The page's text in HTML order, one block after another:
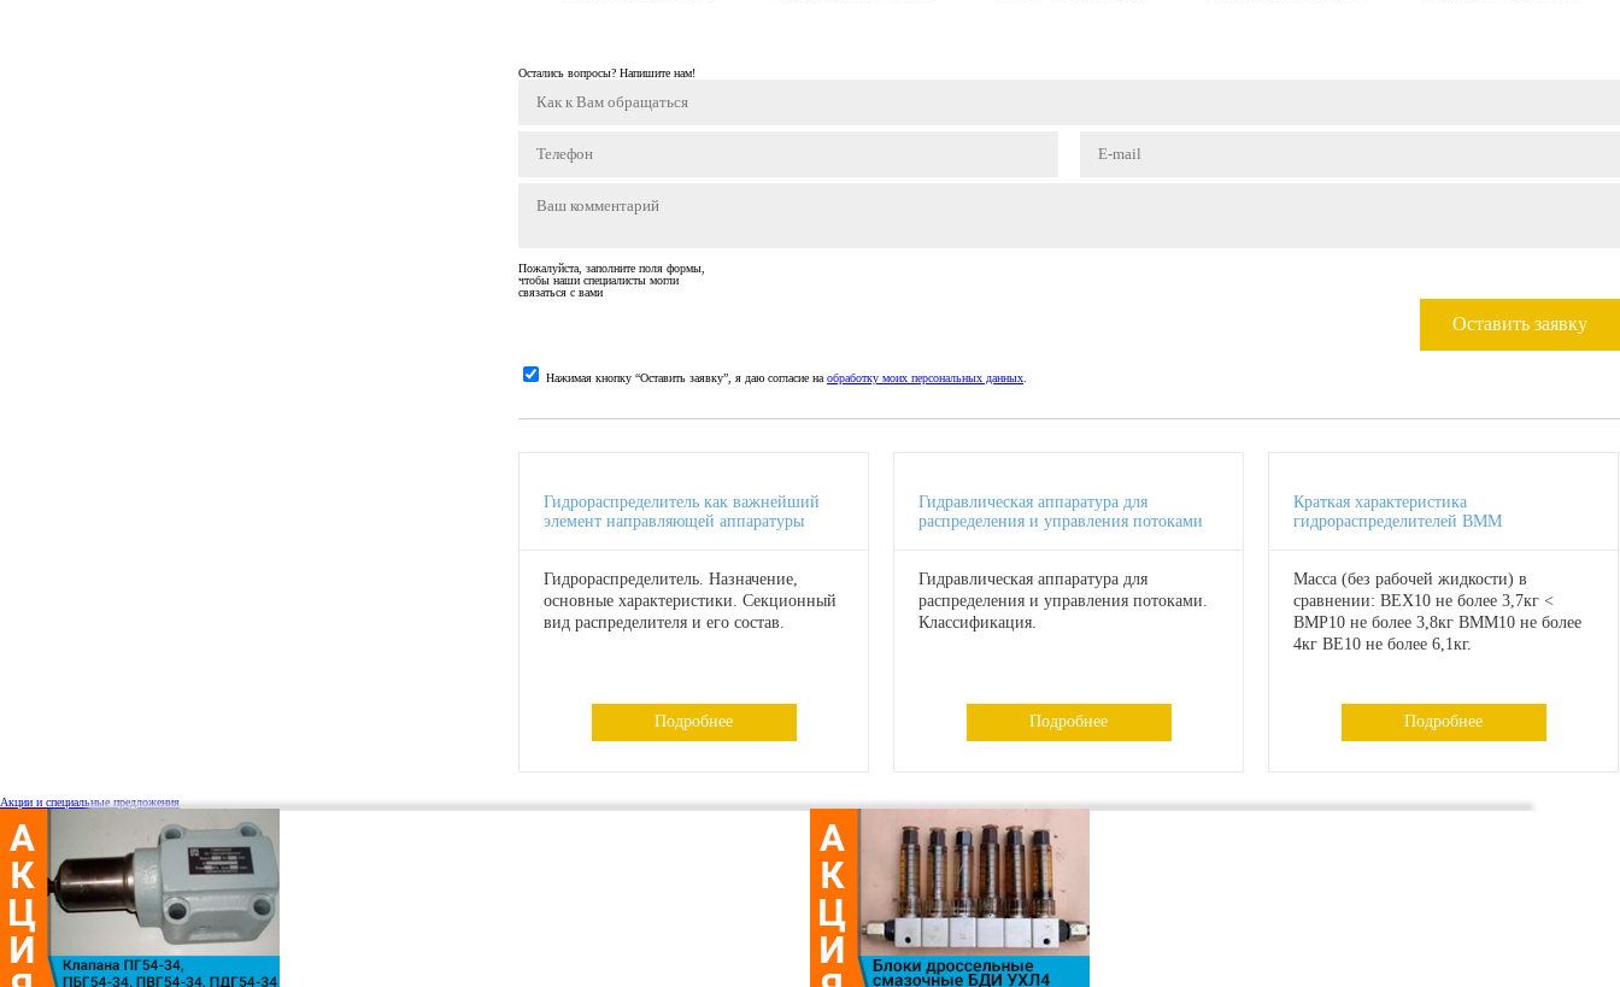
Остались вопросы? Напишите нам!
Пожалуйста, заполните поля формы,
чтобы наши специалисты могли
связаться с вами
Оставить заявку
Нажимая кнопку “Оставить заявку”, я даю согласие на обработку моих персональных данных
Гидрораспределитель как важнейший
элемент направляющей аппаратуры
Гидрораспределитель. Назначение,
основные характеристики. Секционный
вид распределителя и его состав.
Подробнее
Гидравлическая аппаратура для
распределения и управления потоками
Гидравлическая аппаратура для
распределения и управления потоками.
Классификация.
Подробнее
Краткая характеристика
гидрораспределителей ВММ
Масса (без рабочей жидкости) в
сравнении: ВЕХ10 не более 3,7кг <
ВМР10 не более 3,8кг ВММ10 не более
4кг ВЕ10 не более 6,1кг.
Подробнее
Акции и специальные предложения